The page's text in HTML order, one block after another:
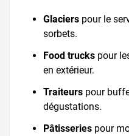
Glaciers pour le
sorbets.
Food trucks pour
en extérieur.
Traiteurs pour
dégustations.
Pâtisseries pour